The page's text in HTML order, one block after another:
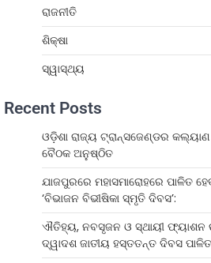
ରାଜନୀତି
ଶିକ୍ଷା
ସ୍ୱାସ୍ଥ୍ୟ
Recent Posts
ଓଡ଼ିଶା ରାଜ୍ୟ ଟ୍ରାନ୍ସଜେଣ୍ଡର
ବୈଠକ ଅନୁଷ୍ଠିତ
ଯାଜପୁରରେ ମହାସମାରୋହରେ ପାଳିତ
‘ବିଭାଜନ ବିଭୀଷିକା ସ୍ମୃତି ଦିବସ’:
ଐତିହ୍ୟ, ନବସୃଜନ ଓ ସ୍ଥାୟୀ ଫ୍ୟାଶନ
ଦ୍ୱାଦଶ ଜାତୀୟ ହସ୍ତତନ୍ତ ଦିବସ ପାଳିତ